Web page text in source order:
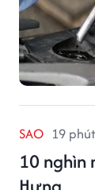
SAO 19
10 nghìn